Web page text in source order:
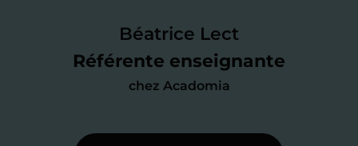
Béatrice Lect
Référente enseignante
chez Acadomia
des programmes scolaires(et pouvoir
me mettre à jour au besoin) et
j’échange en direct avec un chargé de